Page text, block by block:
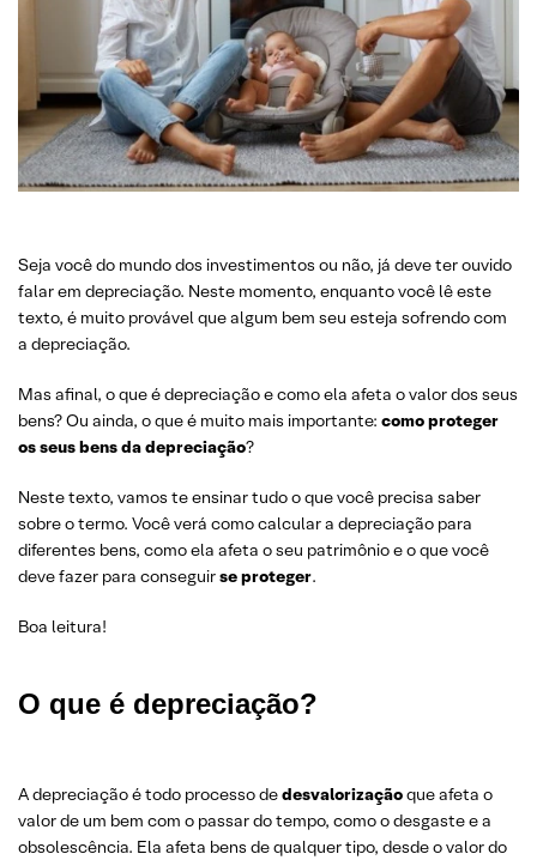
Seja você do mundo dos investimentos ou não, já deve ter ouvido
falar em depreciação. Neste momento, enquanto você lê este
texto, é muito provável que algum bem seu esteja sofrendo com
a depreciação.
Mas afinal, o que é depreciação e como ela afeta o valor dos seus
bens? Ou ainda, o que é muito mais importante: como proteger
os seus bens da depreciação?
Neste texto, vamos te ensinar tudo o que você precisa saber
sobre o termo. Você verá como calcular a depreciação para
diferentes bens, como ela afeta o seu patrimônio e o que você
deve fazer para conseguirse proteger.
Boa leitura!
O que é depreciação?
A depreciação é todo processo dedesvalorizaçãoque afeta o
valor de um bem com o passar do tempo, como o desgaste e a
obsolescência. Ela afeta bens de qualquer tipo, desde o valor do